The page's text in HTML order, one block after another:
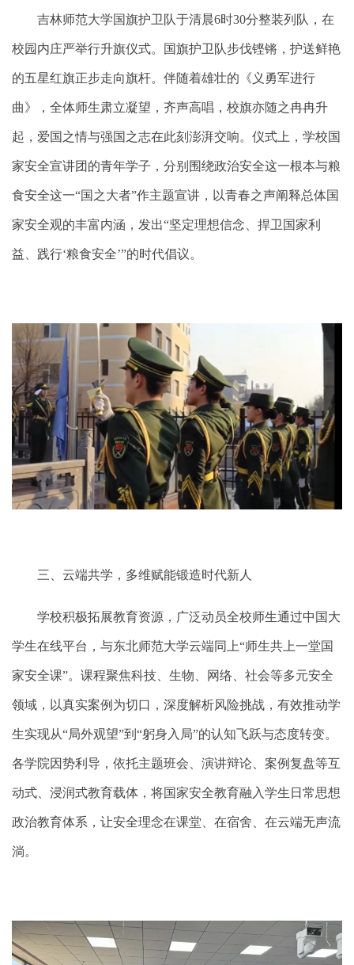
吉林师范大学国旗护卫队于清晨6时30分整装列队，在
校园内庄严举行升旗仪式。国旗护卫队步伐铿锵，护送鲜艳
的五星红旗正步走向旗杆。伴随着雄壮的《义勇军进行
曲》，全体师生肃立凝望，齐声高唱，校旗亦随之冉冉升
起，爱国之情与强国之志在此刻澎湃交响。仪式上，学校国
家安全宣讲团的青年学子，分别围绕政治安全这一根本与粮
食安全这一“国之大者”作主题宣讲，以青春之声阐释总体国
家安全观的丰富内涵，发出“坚定理想信念、捍卫国家利
益、践行‘粮食安全’”的时代倡议。
三、云端共学，多维赋能锻造时代新人
学校积极拓展教育资源，广泛动员全校师生通过中国大
学生在线平台，与东北师范大学云端同上“师生共上一堂国
家安全课”。课程聚焦科技、生物、网络、社会等多元安全
领域，以真实案例为切口，深度解析风险挑战，有效推动学
生实现从“局外观望”到“躬身入局”的认知飞跃与态度转变。
各学院因势利导，依托主题班会、演讲辩论、案例复盘等互
动式、浸润式教育载体，将国家安全教育融入学生日常思想
政治教育体系，让安全理念在课堂、在宿舍、在云端无声流
淌。